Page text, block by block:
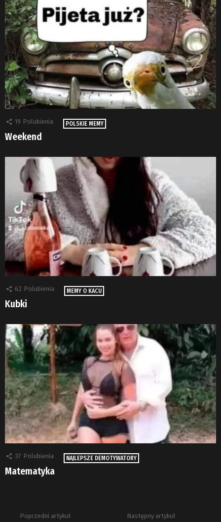
19 Polubienia POLSKIE MEMY
Weekend
62 Polubienia MEMY O KACU
Kubki
37 Polubienia NAJLEPSZE DEMOTYWATORY
Matematyka
ZobaczPoprzedni artykuł Następny artykuł